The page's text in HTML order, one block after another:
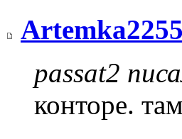
passat2
конторе.